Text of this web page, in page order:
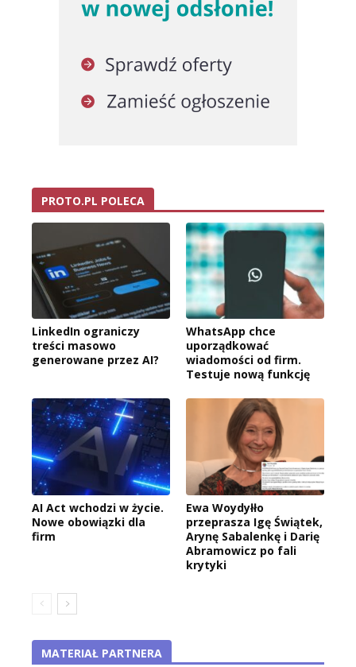
PROTO.PL POLECA
LinkedIn ograniczy
treści masowo
generowane przez AI?
WhatsApp chce
uporządkować
wiadomości od firm.
Testuje nową funkcję
AI Act wchodzi w życie.
Nowe obowiązki dla
firm
Ewa Woydyłło
przeprasza Igę Świątek,
Arynę Sabalenkę i Darię
Abramowicz po fali
krytyki
MATERIAŁ PARTNERA